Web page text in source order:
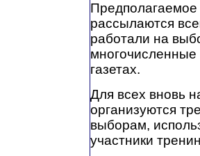
Предполагаемое
рассылаются
работали на
многочисленные
газетах.
Для всех вновь
организуются
выборам,
участники